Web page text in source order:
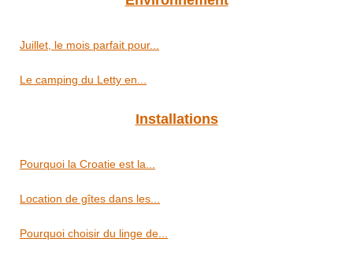
Juillet, le mois parfait pour...
Le camping du Letty en...
Installations
Pourquoi la Croatie est la...
Location de gîtes dans les...
Pourquoi choisir du linge de...